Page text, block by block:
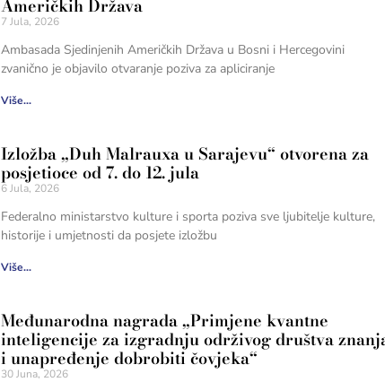
Američkih Država
7 Jula, 2026
Ambasada Sjedinjenih Američkih Država u Bosni i Hercegovini
zvanično je objavilo otvaranje poziva za apliciranje
Više...
Izložba „Duh Malrauxa u Sarajevu“ otvorena za
posjetioce od 7. do 12. jula
6 Jula, 2026
Federalno ministarstvo kulture i sporta poziva sve ljubitelje kulture,
historije i umjetnosti da posjete izložbu
Više...
Međunarodna nagrada „Primjene kvantne
inteligencije za izgradnju održivog društva
i unapređenje dobrobiti čovjeka“
30 Juna, 2026